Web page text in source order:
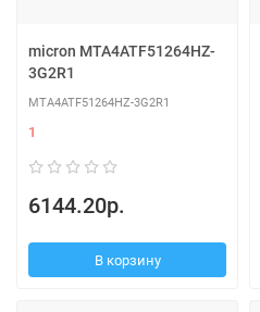
micron MTA4ATF51264HZ-
3G2R1
MTA4ATF51264HZ-3G2R1
1
6144.20р.
В корзину